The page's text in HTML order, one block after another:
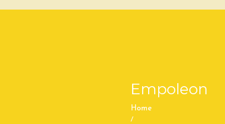
Empoleon
Home
/